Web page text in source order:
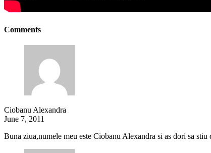
Comments
Ciobanu Alexandra
June 7, 2011
Buna ziua,numele meu este Ciobanu Alexandra si as dori sa